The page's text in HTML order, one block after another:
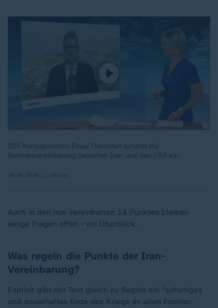
ZDF-Korrespondent Elmar Theveßen schätzt die
Rahmenvereinbarung zwischen Iran und den USA ein.
Auch in den nun vereinbarten 14 Punkten bleiben
einige Fragen offen - ein Überblick.
Was regeln die Punkte der Iran-
Vereinbarung?
Explizit gibt der Text gleich zu Beginn ein "sofortiges
und dauerhaftes Ende des Kriegs an allen Fronten,